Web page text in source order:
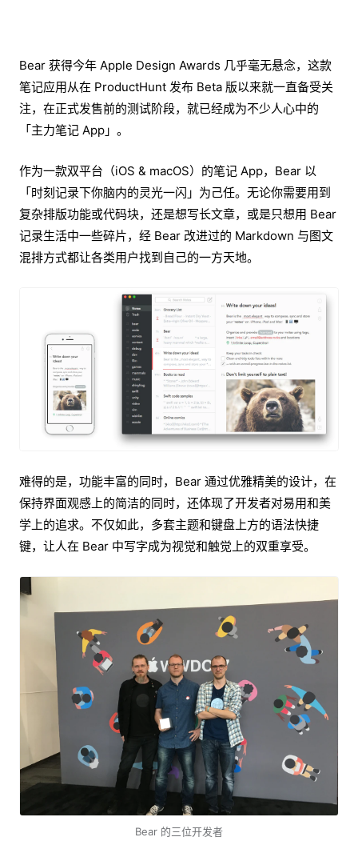
Bear 获得今年 Apple Design Awards 几乎毫无悬念，这款
笔记应用从在 ProductHunt 发布 Beta 版以来就一直备受关
注，在正式发售前的测试阶段，就已经成为不少人心中的
「主力笔记 App」。
作为一款双平台（iOS & macOS）的笔记 App，Bear 以
「时刻记录下你脑内的灵光一闪」为己任。无论你需要用到
复杂排版功能或代码块，还是想写长文章，或是只想用 Bear
记录生活中一些碎片，经 Bear 改进过的 Markdown 与图文
混排方式都让各类用户找到自己的一方天地。
难得的是，功能丰富的同时，Bear 通过优雅精美的设计，在
保持界面观感上的简洁的同时，还体现了开发者对易用和美
学上的追求。不仅如此，多套主题和键盘上方的语法快捷
键，让人在 Bear 中写字成为视觉和触觉上的双重享受。
Bear 的三位开发者